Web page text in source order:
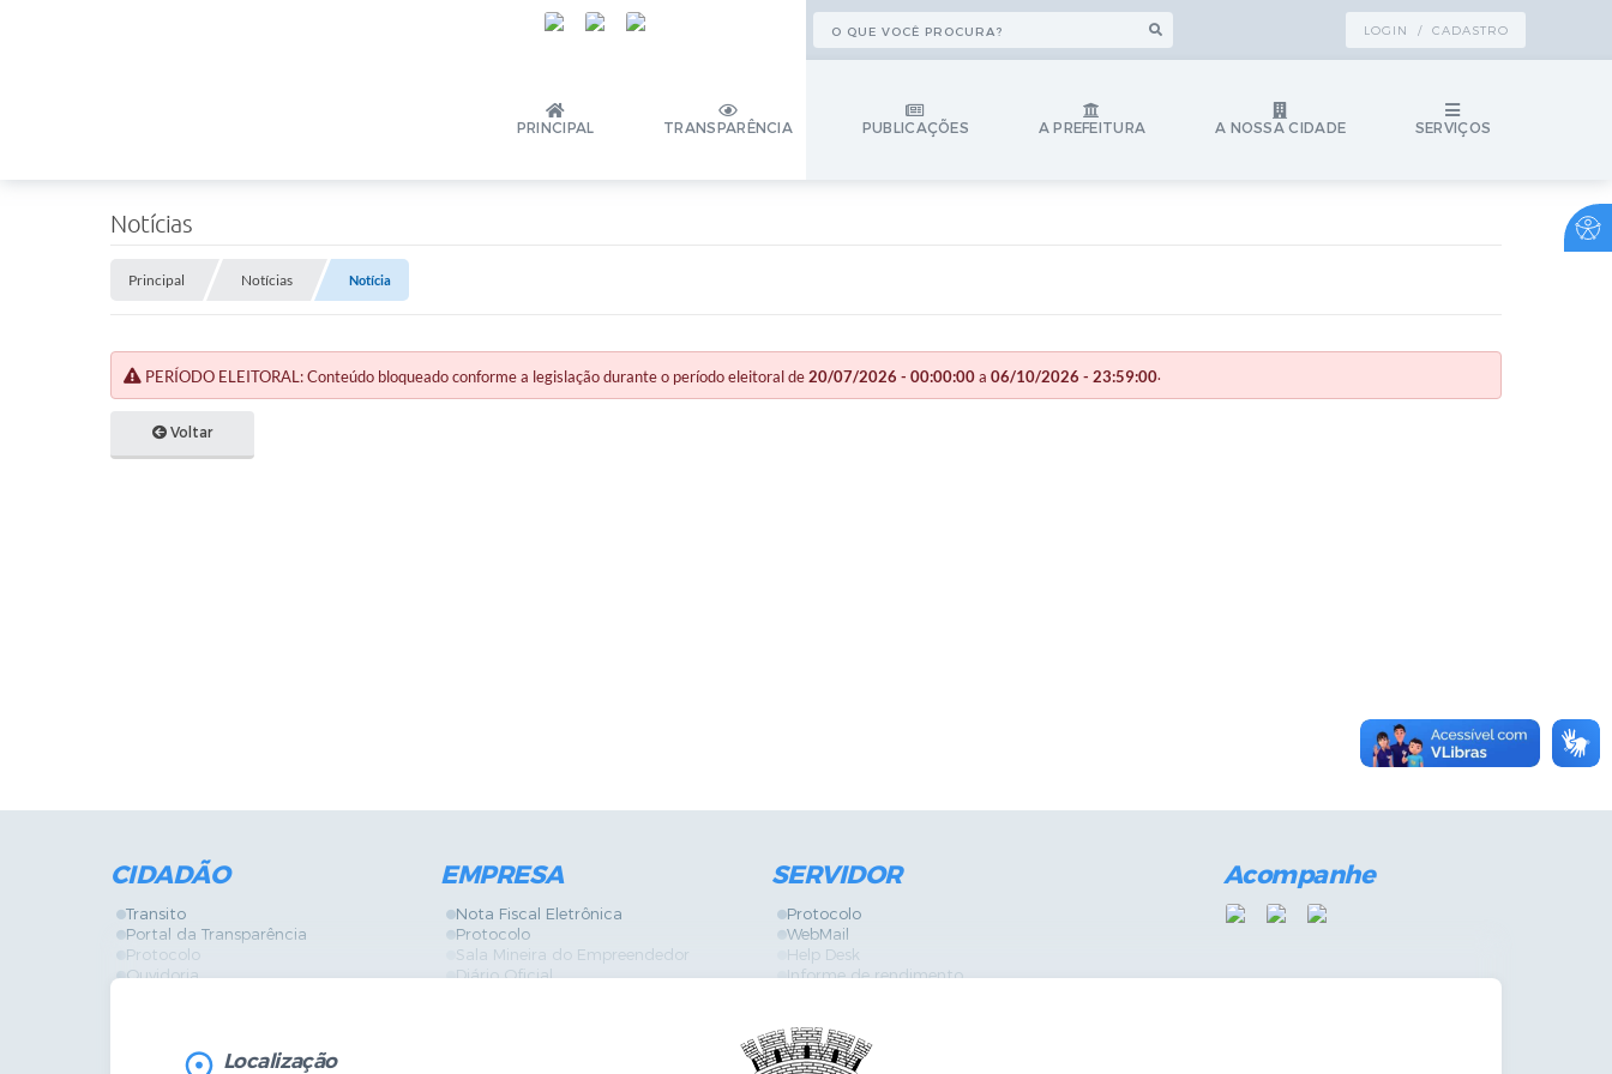
LOGIN / CADASTRO
PRINCIPAL TRANSPARÊNCIA PUBLICAÇÕES A PREFEITURA A NOSSA CIDADE SERVIÇOS
Notícias
Principal Notícias Notícia
PERÍODO ELEITORAL: Conteúdo bloqueado conforme a legislação durante o período eleitoral de20/07/2026 - 00:00:00a 06/10/2026 - 23:59:00.
Voltar
CIDADÃO
Transito
Portal da Transparência
Protocolo
Ouvidoria
Legislação
EMPRESA
Nota Fiscal Eletrônica
Protocolo
Sala Mineira do Empreendedor
Diário Oficial
SERVIDOR
Protocolo
WebMail
Help Desk
Informe de rendimento
GPI
Diário Oficial
Acompanhe
Localização